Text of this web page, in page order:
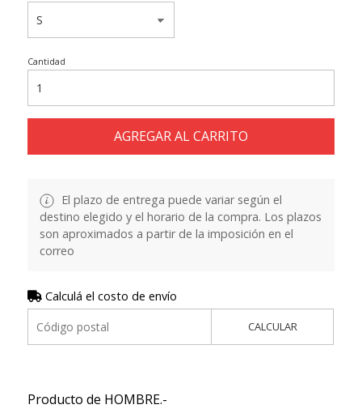
Cantidad
AGREGAR AL CARRITO
El plazo de entrega puede variar según el
destino elegido y el horario de la compra. Los plazos
son aproximados a partir de la imposición en el
correo
Calculá el costo de envío
CALCULAR
Producto de HOMBRE.-